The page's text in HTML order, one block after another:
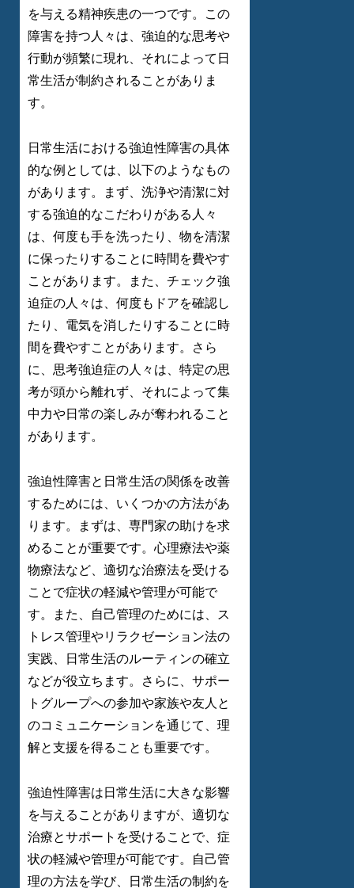
を与える精神疾患の一つです。この
障害を持つ人々は、強迫的な思考や
行動が頻繁に現れ、それによって日
常生活が制約されることがありま
す。
日常生活における強迫性障害の具体
的な例としては、以下のようなもの
があります。まず、洗浄や清潔に対
する強迫的なこだわりがある人々
は、何度も手を洗ったり、物を清潔
に保ったりすることに時間を費やす
ことがあります。また、チェック強
迫症の人々は、何度もドアを確認し
たり、電気を消したりすることに時
間を費やすことがあります。さら
に、思考強迫症の人々は、特定の思
考が頭から離れず、それによって集
中力や日常の楽しみが奪われること
があります。
強迫性障害と日常生活の関係を改善
するためには、いくつかの方法があ
ります。まずは、専門家の助けを求
めることが重要です。心理療法や薬
物療法など、適切な治療法を受ける
ことで症状の軽減や管理が可能で
す。また、自己管理のためには、ス
トレス管理やリラクゼーション法の
実践、日常生活のルーティンの確立
などが役立ちます。さらに、サポー
トグループへの参加や家族や友人と
のコミュニケーションを通じて、理
解と支援を得ることも重要です。
強迫性障害は日常生活に大きな影響
を与えることがありますが、適切な
治療とサポートを受けることで、症
状の軽減や管理が可能です。自己管
理の方法を学び、日常生活の制約を